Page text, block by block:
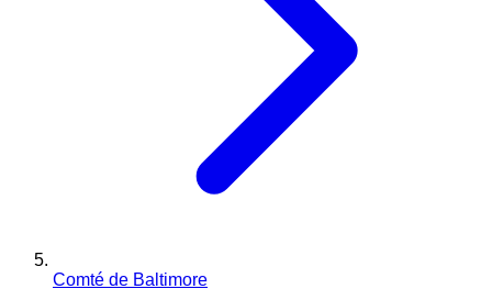
Comté de Baltimore